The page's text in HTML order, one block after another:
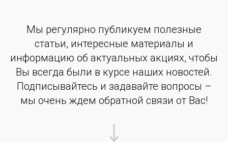
Мы регулярно публикуем полезные
статьи, интересные материалы и
информацию об актуальных акциях, чтобы
Вы всегда были в курсе наших новостей.
Подписывайтесь и задавайте вопросы –
мы очень ждем обратной связи от Вас!